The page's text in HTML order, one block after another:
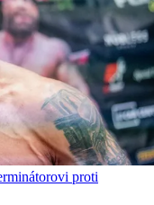
proti